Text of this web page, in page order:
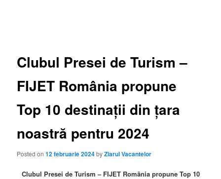
Clubul Presei de Turism –
FIJET România propune
Top 10 destinații din țara
noastră pentru 2024
Posted on12 februarie 2024byZiarul Vacantelor
Clubul Presei de Turism – FIJET România propune Top 10